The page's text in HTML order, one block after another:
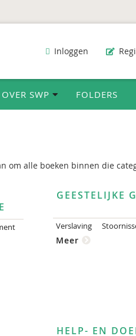
Inloggen
OVER SWP FOLDERS
om alle boeken binnen die
GEESTELIJKE
Verslaving
Meer
HELP- EN